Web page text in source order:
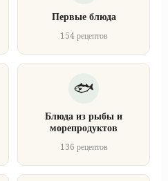
Первые блюда
154 рецептов
Блюда из рыбы и
морепродуктов
136 рецептов